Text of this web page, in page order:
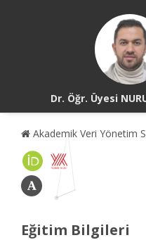
Dr. Öğr. Üyesi
Akademik Veri Yönetim
Eğitim Bilgileri